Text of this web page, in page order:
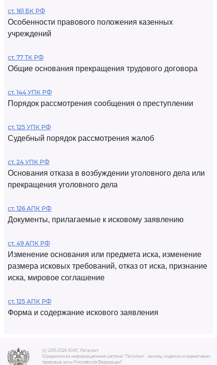
ст. 161 БК РФ
Особенности правового положения казенных
учреждений
ст. 77 ТК РФ
Общие основания прекращения трудового договора
ст. 144 УПК РФ
Порядок рассмотрения сообщения о преступлении
ст. 125 УПК РФ
Судебный порядок рассмотрения жалоб
ст. 24 УПК РФ
Основания отказа в возбуждении уголовного дела или
прекращения уголовного дела
ст. 126 АПК РФ
Документы, прилагаемые к исковому заявлению
ст. 49 АПК РФ
Изменение основания или предмета иска, изменение
размера исковых требований, отказ от иска, признание
иска, мировое соглашение
ст. 125 АПК РФ
Форма и содержание искового заявления
(c) 2015-2026 ЮИС Легалакт
Юридическая информационная система "Легалакт - законы, кодексы и нормативно-
правовые акты Российской Федерации"